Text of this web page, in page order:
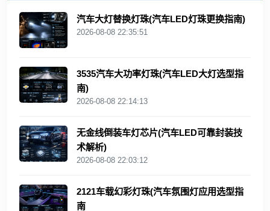
汽车大灯替换灯珠(汽车LED灯珠更换指南)
2026-08-08 22:35:51
3535汽车大功率灯珠(汽车LED大灯选型指
南)
2026-08-08 22:14:13
无金线倒装车灯芯片(汽车LED可靠封装技
术解析)
2026-08-08 22:03:12
2121车载幻彩灯珠(汽车氛围灯应用选型指
南